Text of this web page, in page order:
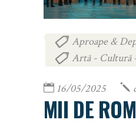
Aproape &
Artă - Cultură
16/05/2025
MII DE